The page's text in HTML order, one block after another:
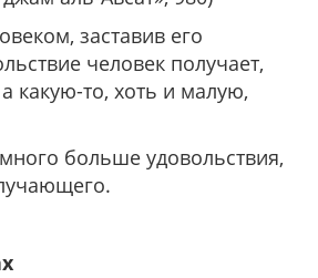
заставив его
человек получает,
какую-то, хоть и малую,
больше удовольствия,